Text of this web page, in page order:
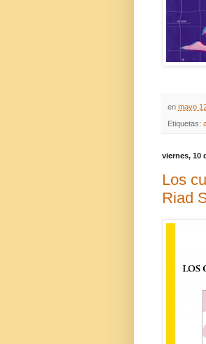
en mayo
Etiquetas:
viernes, 10
Los
Riad